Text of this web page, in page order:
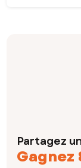
Partagez
Gagnez